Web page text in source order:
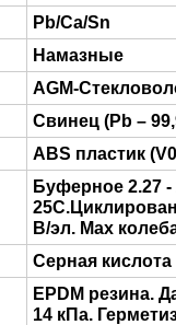
Pb/Ca/Sn
Намазные
AGM-
Свинец (Pb –
ABS пластик
Буферное 2.27 -
В/эл. Max
Серная
EPDM резина.
14 кПa.